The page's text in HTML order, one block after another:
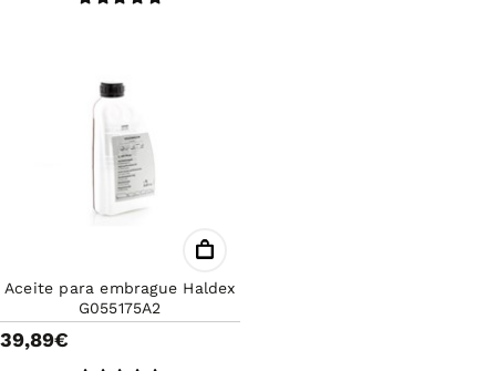
Aceite para embrague Haldex
G055175A2
39,89€